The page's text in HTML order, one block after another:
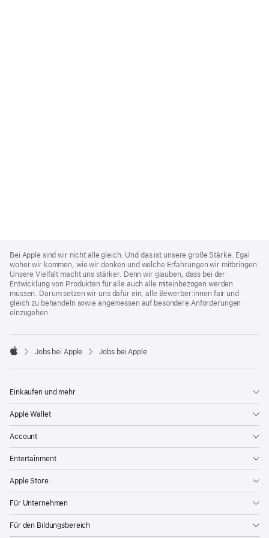
Footer
Bei Apple sind wir nicht alle gleich. Und das ist unsere große Stärke. Egal
woher wir kommen, wie wir denken und welche Erfahrungen wir mitbringen:
Unsere Vielfalt macht uns stärker. Denn wir glauben, dass bei der
Entwicklung von Produkten für alle auch alle miteinbezogen werden
müssen. Darum setzen wir uns dafür ein, alle Bewerber:innen fair und
gleich zu behandeln sowie angemessen auf besondere Anforderungen
einzugehen.

Jobs bei Apple Jobs bei Apple
Einkaufen und mehr
Apple Wallet
Account
Entertainment
Apple Store
Für Unternehmen
Für den Bildungsbereich